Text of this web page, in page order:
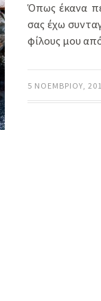
Όπως έκανα
σας έχω
φίλους μου
5 ΝΟΕΜΒΡΊΟΥ,